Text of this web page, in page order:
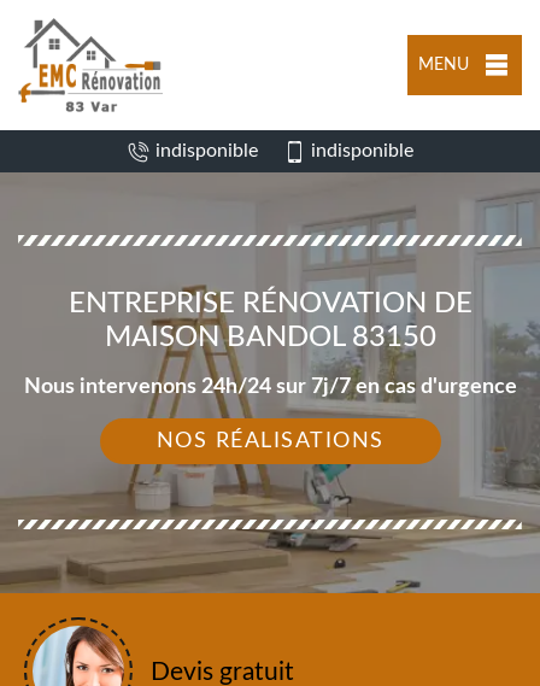
MENU
indisponible indisponible
ENTREPRISE RÉNOVATION DE
MAISON BANDOL 83150
Nous intervenons 24h/24 sur 7j/7 en cas d'urgence
NOS RÉALISATIONS
Devis gratuit